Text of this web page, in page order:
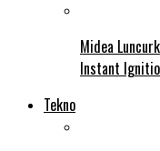
Midea
Instant
Tekno